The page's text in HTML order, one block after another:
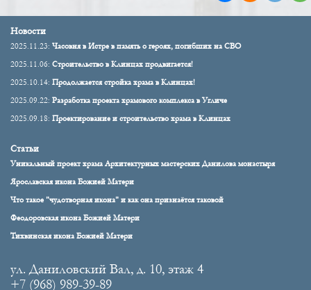
Новости
2025.11.23: Часовня в Истре в память о героях, погибших на СВО
2025.11.06: Строительство в Клинцах продвигается!
2025.10.14: Продолжается стройка храма в Клинцах!
2025.09.22: Разработка проекта храмового комплекса в Угличе
2025.09.18: Проектирование и строительство храма в Клинцах
Статьи
Уникальный проект храма Архитектурных мастерских Данилова монастыря
Ярославская икона Божией Матери
Что такое "чудотворная икона" и как она признаётся таковой
Феодоровская икона Божией Матери
Тихвинская икона Божией Матери
ул. Даниловский Вал, д. 10, этаж 4
+7 (968) 989-39-89